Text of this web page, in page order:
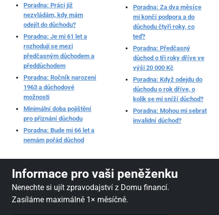
Poradna: Práci již
nezvládám, kdy mám
odejít do důchodu?
Poradna: Je mi 61 let a
rozhoduji se mezi
předčasným důchodem a
předdůchodem
Poradna: Ročník narození
1963 a důchodové
možnosti
Minimální doba pojištění
pro přiznání důchodu
Poradna: Bude mi 66 let a
nemám pořád důchod
Poradna: Za dva měsíce
mi končí podpora a do
důchodu čtyři roky, co
teď?
Poradna: Předčasný
důchod o tři roky dříve ve
výši 20 000 Kč
Poradna: Když odejdu do
důchodu o rok dříve, o
kolik se mi sníží důchod?
Poradna: Mohou mi sebrat
invalidní důchod?
Informace pro vaši peněženku
Nenechte si ujít zpravodajství z Domu financí.
Zasíláme maximálně 1× měsíčně.